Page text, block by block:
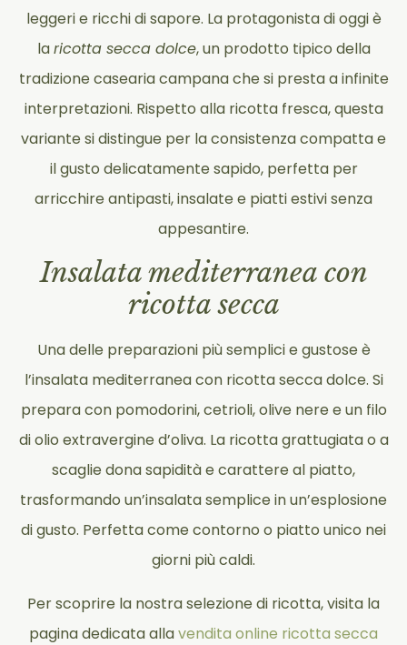
leggeri e ricchi di sapore. La protagonista di oggi è
laricotta secca dolce, un prodotto tipico della
tradizione casearia campana che si presta a infinite
interpretazioni. Rispetto alla ricotta fresca, questa
variante si distingue per la consistenza compatta e
il gusto delicatamente sapido, perfetta per
arricchire antipasti, insalate e piatti estivi senza
appesantire.
Insalata mediterranea con
ricotta secca
Una delle preparazioni più semplici e gustose è
l’insalata mediterranea con ricotta secca dolce. Si
prepara con pomodorini, cetrioli, olive nere e un filo
di olio extravergine d’oliva. La ricotta grattugiata o a
scaglie dona sapidità e carattere al piatto,
trasformando un’insalata semplice in un’esplosione
di gusto. Perfetta come contorno o piatto unico nei
giorni più caldi.
Per scoprire la nostra selezione di ricotta, visita la
pagina dedicata allavendita online ricotta secca